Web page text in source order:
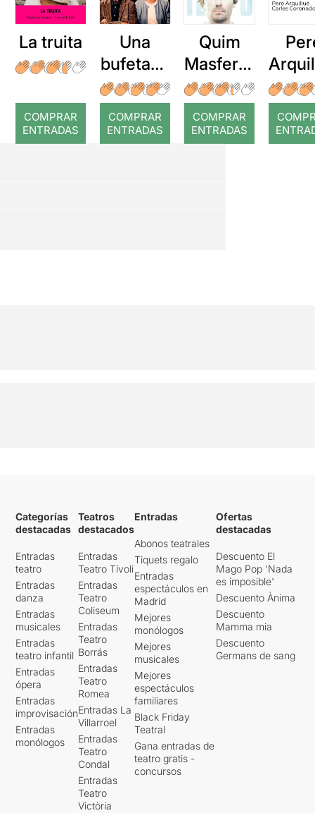
La truita
COMPRAR
ENTRADAS
Una
bufetada
a temps
COMPRAR
ENTRADAS
Quim
Masferre
r: Temps
COMPRAR
ENTRADAS
:
Categorías
destacadas
Entradas
teatro
Entradas
danza
Entradas
musicales
Entradas
teatro infantil
Entradas
ópera
Entradas
improvisación
Entradas
monólogos
Teatros
destacados
Entradas
Teatro Tívoli
Entradas
Teatro
Coliseum
Entradas
Teatro
Borrás
Entradas
Teatro
Romea
Entradas La
Villarroel
Entradas
Teatro
Condal
Entradas
Teatro
Victòria
Entradas
Abonos teatrales
Tiquets regalo
Entradas
espectáculos en
Madrid
Mejores
monólogos
Mejores
musicales
Mejores
espectáculos
familiares
Black Friday
Teatral
Gana entradas de
teatro gratis -
concursos
Ofertas
destacadas
Descuento El
Mago Pop 'Nada
es imposible'
Descuento Ànima
Descuento
Mamma mia
Descuento
Germans de sang